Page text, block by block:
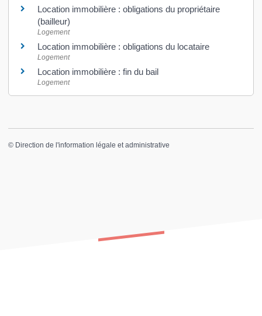
Location immobilière : obligations du propriétaire
(bailleur)
Logement
Location immobilière : obligations du locataire
Logement
Location immobilière : fin du bail
Logement
© Direction de l'information légale et administrative